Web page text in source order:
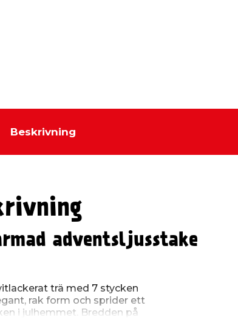
Beskrivning
adventsljusstake
trä med 7 stycken
rak form och sprider ett
i julhemmet. Bredden på